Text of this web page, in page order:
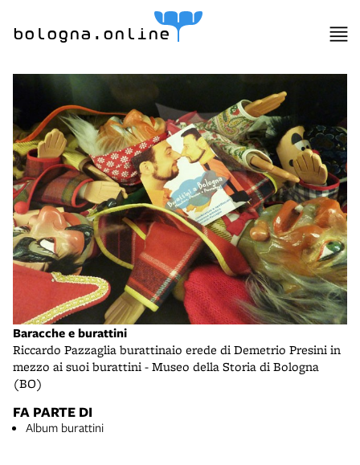
bologna.online
Baracche e burattini
Riccardo Pazzaglia burattinaio erede di Demetrio Presini in
mezzo ai suoi burattini - Museo della Storia di Bologna
(BO)
FA PARTE DI
Album burattini